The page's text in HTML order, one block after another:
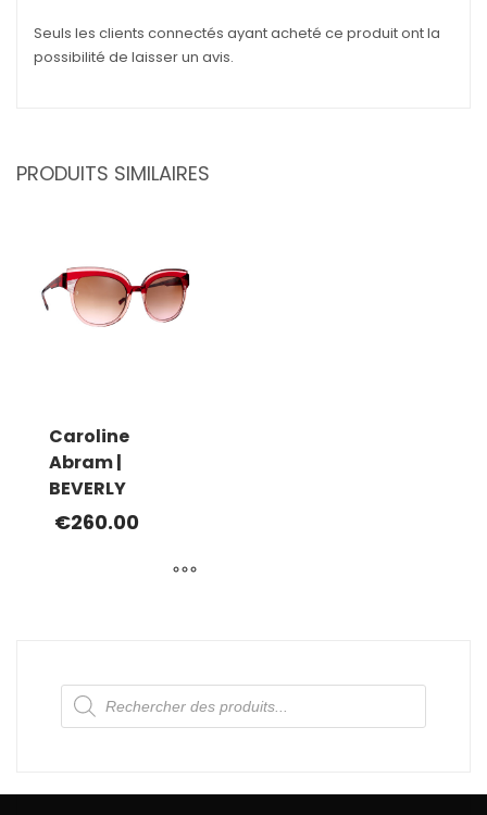
Seuls les clients connectés ayant acheté ce produit ont la
possibilité de laisser un avis.
PRODUITS SIMILAIRES
Caroline
Abram |
BEVERLY
€260.00
plusieurs
variations.
être
Recherche
de
produits